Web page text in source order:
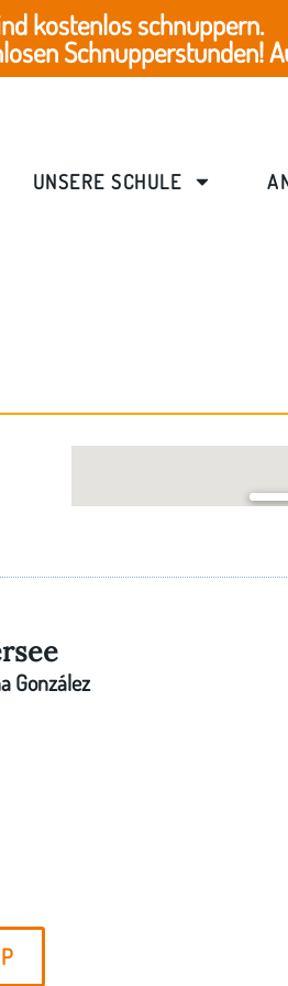
kostenlos schnuppern.
Schnupperstunden!
UNSERE SCHULE
González